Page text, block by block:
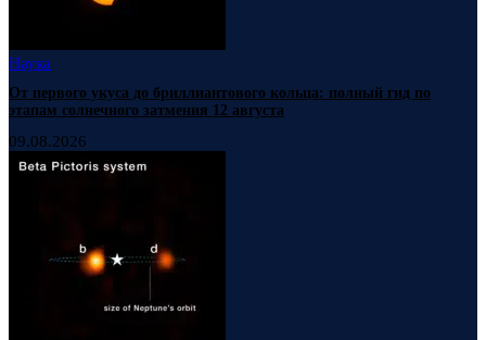
Наука
От первого укуса до бриллиантового кольца: полный гид по
этапам солнечного затмения 12 августа
09.08.2026